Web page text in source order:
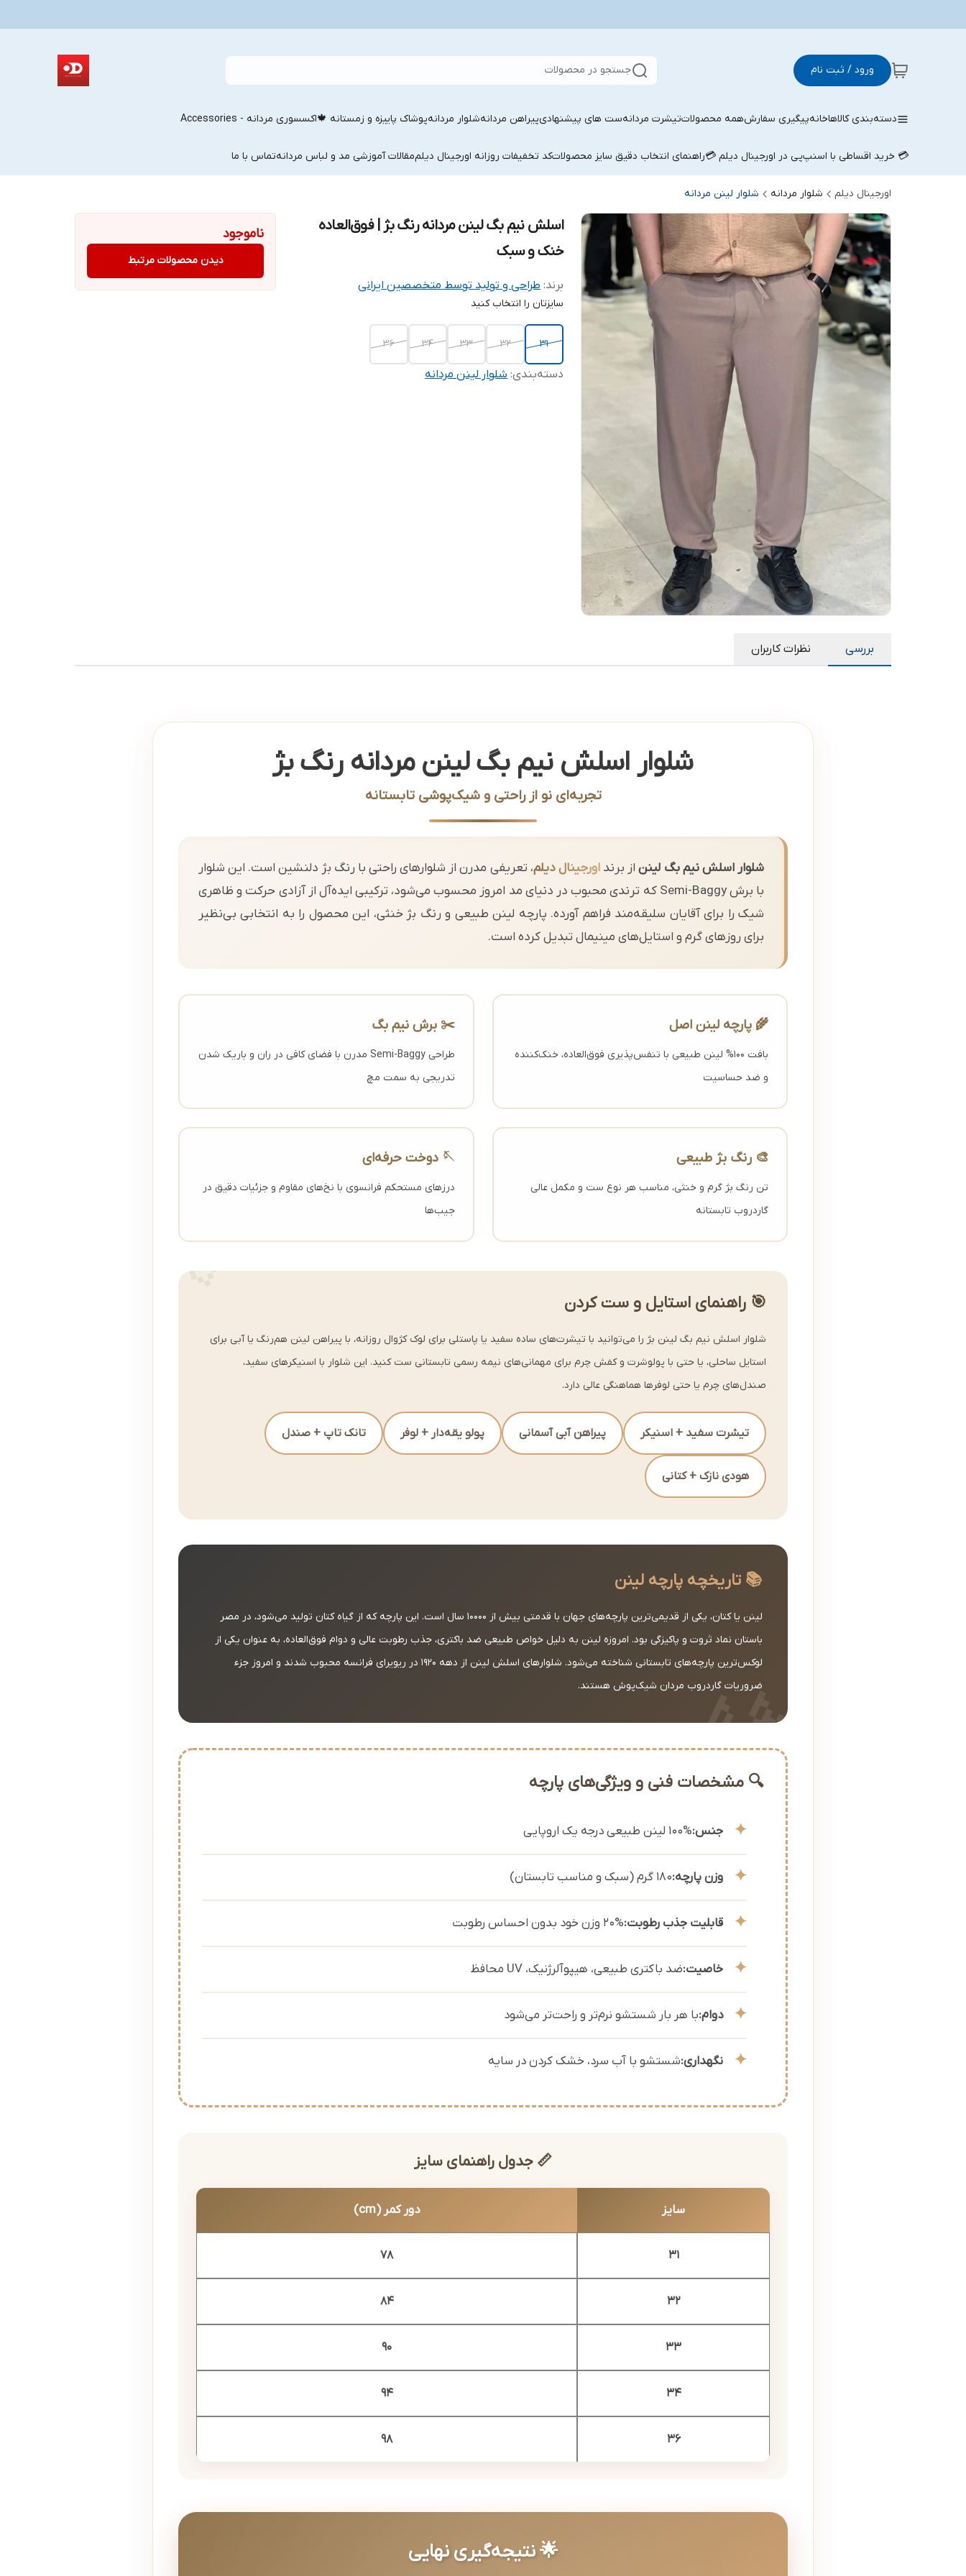
ورود / ثبت نام جستجو در محصولات
دسته‌بندی کالاهاخانهپیگیری سفارشهمه محصولاتتیشرت مردانهست های پیشنهادیپیراهن مردانهشلوار مردانهپوشاک پاییزه و زمستانه 🍁اکسسوری مردانه - Accessories
💳 خرید اقساطی با اسنپ‌پی در اورجینال دیلم 💳راهنمای انتخاب دقیق سایز محصولاتکد تخفیفات روزانه اورجینال دیلممقالات آموزشی مد و لباس مردانهتماس با ما
اورجینال دیلم شلوار مردانه شلوار لینن مردانه
اسلش نیم بگ لینن مردانه رنگ بژ | فوق‌العاده
خنک و سبک
برند: طراحی و تولید توسط متخصصین ایرانی
سایزتان را انتخاب کنید
31
32
33
34
36
دسته‌بندی:شلوار لینن مردانه
ناموجود
دیدن محصولات مرتبط
بررسی نظرات کاربران
شلوار اسلش نیم بگ لینن مردانه رنگ بژ
تجربه‌ای نو از راحتی و شیک‌پوشی تابستانه
شلوار اسلش نیم بگ لینناز برنداورجینال دیلم، تعریفی مدرن از شلوارهای راحتی با رنگ بژ دلنشین است. این شلوار
با برش Semi-Baggy که ترندی محبوب در دنیای مد امروز محسوب می‌شود، ترکیبی ایده‌آل از آزادی حرکت و ظاهری
شیک را برای آقایان سلیقه‌مند فراهم آورده. پارچه لینن طبیعی و رنگ بژ خنثی، این محصول را به انتخابی بی‌نظیر
برای روزهای گرم و استایل‌های مینیمال تبدیل کرده است.
🌾 پارچه لینن اصل
بافت 100% لینن طبیعی با تنفس‌پذیری فوق‌العاده، خنک‌کننده
و ضد حساسیت
✂️ برش نیم بگ
طراحی Semi-Baggy مدرن با فضای کافی در ران و باریک شدن
تدریجی به سمت مچ
🎨 رنگ بژ طبیعی
تن رنگ بژ گرم و خنثی، مناسب هر نوع ست و مکمل عالی
گاردروب تابستانه
🪡 دوخت حرفه‌ای
درزهای مستحکم فرانسوی با نخ‌های مقاوم و جزئیات دقیق در
جیب‌ها
🎯 راهنمای استایل و ست کردن
شلوار اسلش نیم بگ لینن بژ را می‌توانید با تیشرت‌های ساده سفید یا پاستلی برای لوک کژوال روزانه، با پیراهن لینن هم‌رنگ یا آبی برای
استایل ساحلی، یا حتی با پولوشرت و کفش چرم برای مهمانی‌های نیمه رسمی تابستانی ست کنید. این شلوار با اسنیکرهای سفید،
صندل‌های چرم یا حتی لوفرها هماهنگی عالی دارد.
تیشرت سفید + اسنیکر پیراهن آبی آسمانی پولو یقه‌دار + لوفر تانک تاپ + صندل
هودی نازک + کتانی
📚 تاریخچه پارچه لینن
لینن یا کتان، یکی از قدیمی‌ترین پارچه‌های جهان با قدمتی بیش از 10000 سال است. این پارچه که از گیاه کتان تولید می‌شود، در مصر
باستان نماد ثروت و پاکیزگی بود. امروزه لینن به دلیل خواص طبیعی ضد باکتری، جذب رطوبت عالی و دوام فوق‌العاده، به عنوان یکی از
لوکس‌ترین پارچه‌های تابستانی شناخته می‌شود. شلوارهای اسلش لینن از دهه 1920 در ریویرای فرانسه محبوب شدند و امروز جزء
ضروریات گاردروب مردان شیک‌پوش هستند.
🔍 مشخصات فنی و ویژگی‌های پارچه
جنس:100% لینن طبیعی درجه یک اروپایی
وزن پارچه:180 گرم (سبک و مناسب تابستان)
قابلیت جذب رطوبت:20% وزن خود بدون احساس رطوبت
خاصیت:ضد باکتری طبیعی، هیپوآلرژنیک، UV محافظ
دوام:با هر بار شستشو نرم‌تر و راحت‌تر می‌شود
نگهداری:شستشو با آب سرد، خشک کردن در سایه
📏 جدول راهنمای سایز
سایز دور کمر (cm)
31
78
32
84
33
90
34
94
36
98
🌟 نتیجه‌گیری نهایی